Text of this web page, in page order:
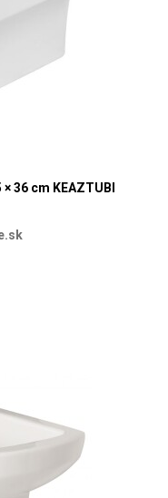
36 cm KEAZTUBI